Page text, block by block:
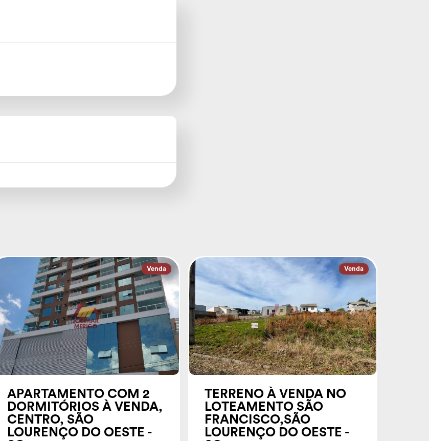
Venda
APARTAMENTO COM 2
DORMITÓRIOS À VENDA,
CENTRO, SÃO
LOURENÇO DO OESTE -
Venda
TERRENO À VENDA NO
LOTEAMENTO SÃO
FRANCISCO,SÃO
LOURENÇO DO OESTE -